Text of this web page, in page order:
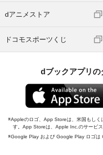
dアニメストア
ドコモスポーツくじ
dブックアプリの
Appleのロゴ、App Storeは、米国もし
す。App Storeは、Apple Inc.のサービス
Google Play および Google Play ロゴは